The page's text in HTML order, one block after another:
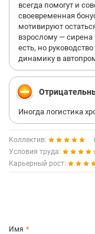
всегда помогут и
своевременная
мотивируют
взрослому — сирена
есть, но
динамику в
Иногда логистика
Коллектив:
Условия труда:
Карьерный рост:
Имя